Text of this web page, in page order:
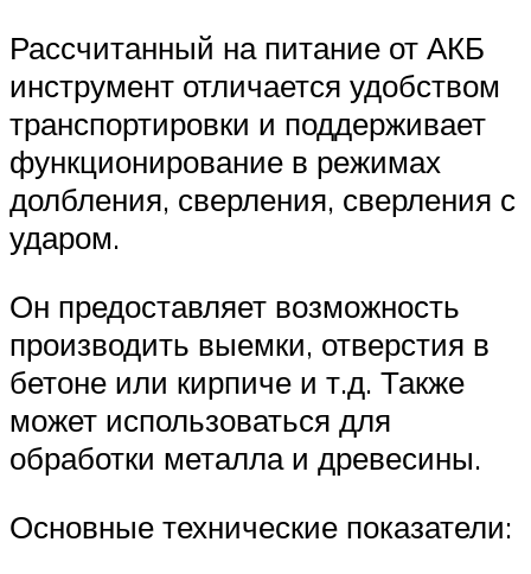
Рассчитанный на питание от АКБ
инструмент отличается удобством
транспортировки и поддерживает
функционирование в режимах
долбления, сверления, сверления с
ударом.
Он предоставляет возможность
производить выемки, отверстия в
бетоне или кирпиче и т.д. Также
может использоваться для
обработки металла и древесины.
Основные технические показатели: